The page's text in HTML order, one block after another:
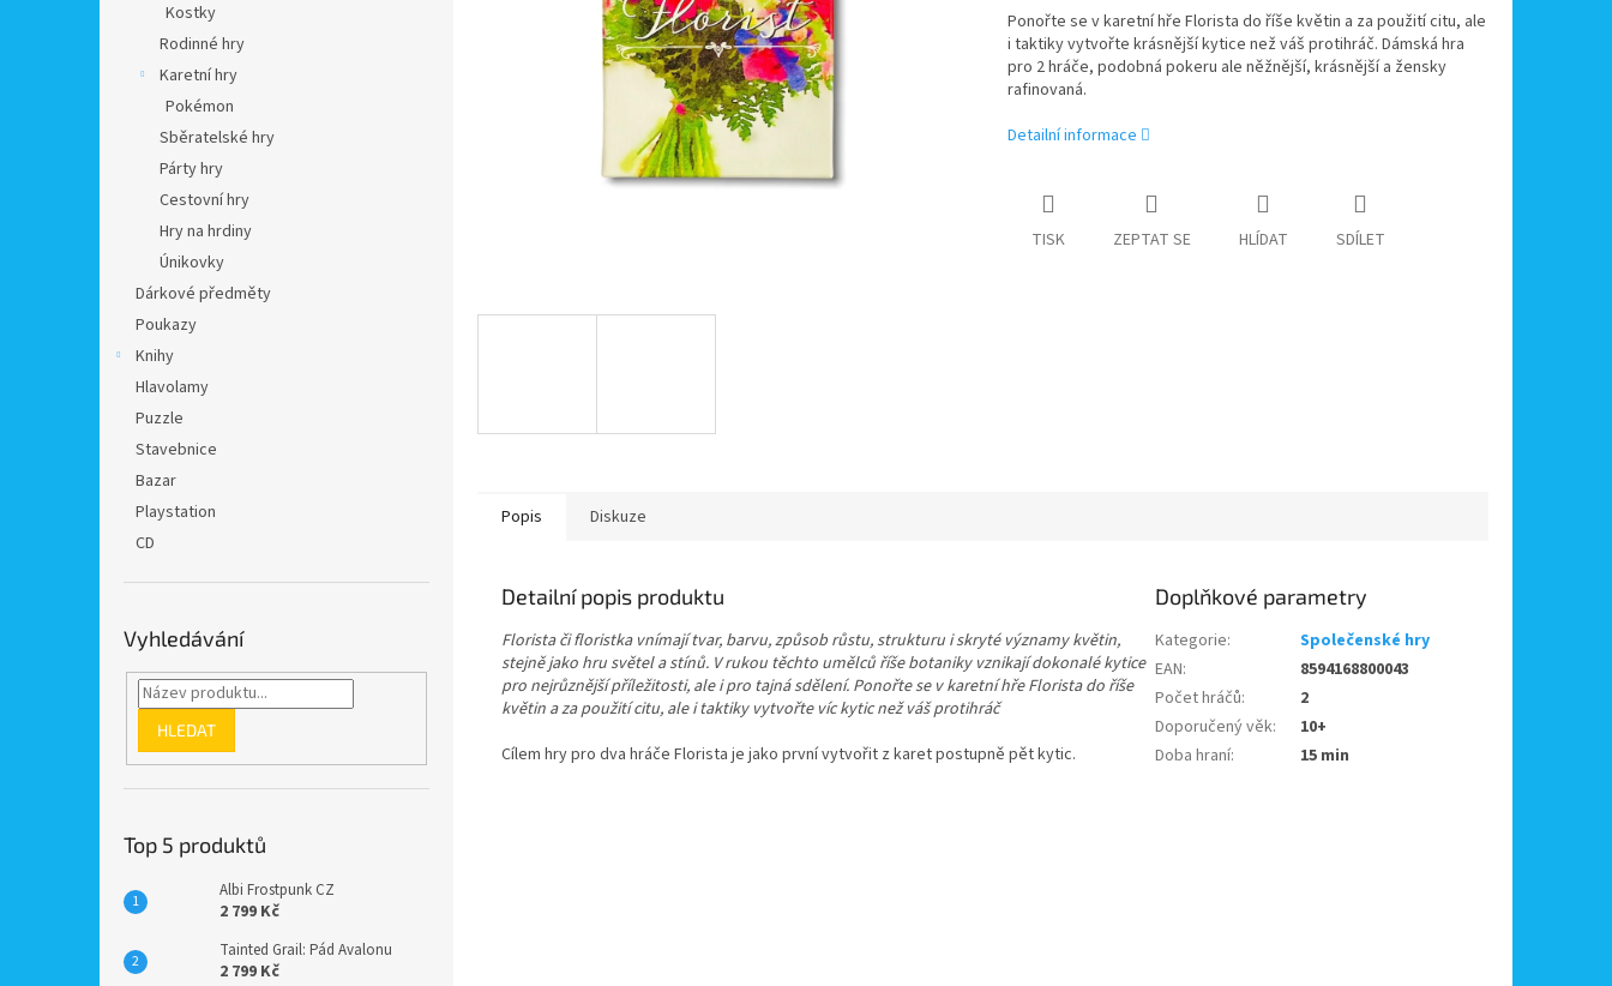
Kostky
Rodinné hry
Karetní hry
Pokémon
Sběratelské hry
Párty hry
Cestovní hry
Hry na hrdiny
Únikovky
Dárkové předměty
Poukazy
Knihy
Hlavolamy
Puzzle
Stavebnice
Bazar
Playstation
CD
Vyhledávání
HLEDAT
Top 5 produktů
Albi Frostpunk CZ
2 799 Kč
Tainted Grail: Pád Avalonu
2 799 Kč
Ponořte se v karetní hře Florista do říše květin a za použití citu, ale
i taktiky vytvořte krásnější kytice než váš protihráč. Dámská hra
pro 2 hráče, podobná pokeru ale něžnější, krásnější a žensky
rafinovaná.
Detailní informace
TISK ZEPTAT SE HLÍDAT SDÍLET
Popis Diskuze
Detailní popis produktu
Florista či floristka vnímají tvar, barvu, způsob růstu, strukturu i skryté významy květin,
stejně jako hru světel a stínů. V rukou těchto umělců říše botaniky vznikají dokonalékytice
pro nejrůznější příležitosti, ale i pro tajná sdělení. Ponořte se v karetní hře Florista do říše
květin a za použití citu, ale i taktiky vytvořte víc kytic než váš protihráč
Cílem hry pro dva hráče Florista je jako první vytvořit z karet postupně pět kytic.
Doplňkové parametry
Kategorie:
Společenské hry
EAN:
8594168800043
Počet hráčů:
2
Doporučený věk:
10+
Doba hraní: 15 min